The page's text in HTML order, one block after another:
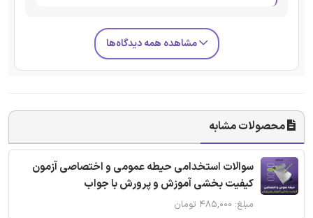
مشاهده همه دیدگاه‌ها
محصولات مشابه
سوالات استخدامی حیطه عمومی و اختصاصی آزمون
کیفیت بخشی آموزش و پرورش با جواب
مبلغ: ۴۸۵,۰۰۰ تومان